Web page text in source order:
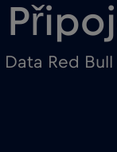
Data Red